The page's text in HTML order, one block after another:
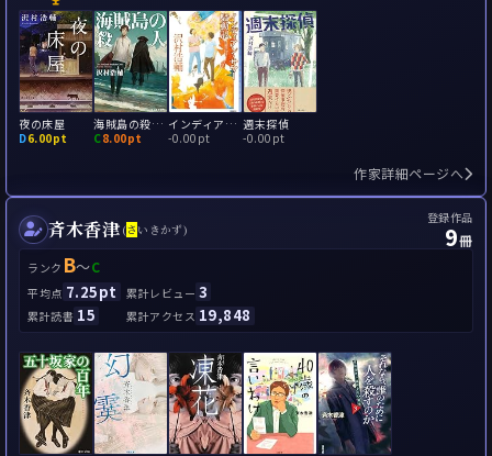
夜の床屋
D6.00pt
海賊島の殺人(北半球の南十字星)
C8.00pt
インディアン・サマー騒動記
-0.00pt
週末探偵
-0.00pt
作家詳細ページへ
斉木香津 (さ いきかず)
登録作品
9冊
ランク B～C
平均点 7.25pt 累計レビュー 3
累計読書 15 累計アクセス 19,848